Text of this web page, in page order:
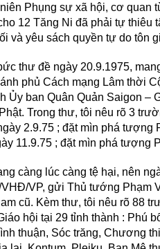
Phụng sự xã hội, cơ quan
12 Tăng Ni đã phải tự
và yêu sách quyền tự do tôn
thư đề ngày 20.9.1975,
phủ Cách mạng Lâm thời
Ủy ban Quân Quản Saigon –
Trong thư, tôi nêu rõ 3
2.9.75 ; đặt mìn phá
11.9.75 ; đặt mìn phá tượng
càng lúc càng tệ hại, nên
VP, gửi Thủ tướng Phạm
cũ. Kèm thư, tôi nêu rõ 88
hội tại 29 tỉnh thành : Phú
thuận, Sóc trăng, Chương